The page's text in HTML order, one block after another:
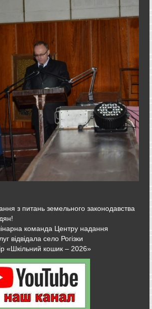
з питань земельного законодавства
команда Центру надання
відвідала село Рогізки
«Шкільний кошик – 2026»